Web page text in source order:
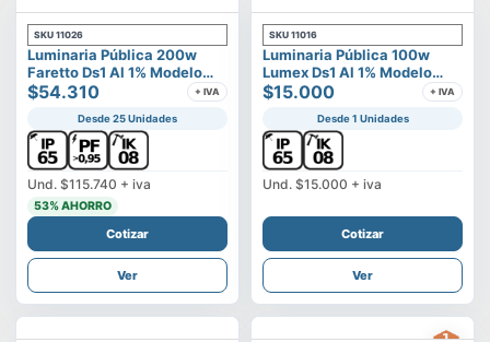
SKU 11026
Luminaria Pública 200w
Faretto Ds1 Al 1% Modelo
Calisto
$54.310 + IVA
Desde 25 Unidades
Und. $115.740 + iva
53% AHORRO
Cotizar
Ver
SKU 11016
Luminaria Pública 100w
Lumex Ds1 Al 1% Modelo
Vega
$15.000 + IVA
Desde 1 Unidades
Und. $15.000 + iva
Cotizar
Ver